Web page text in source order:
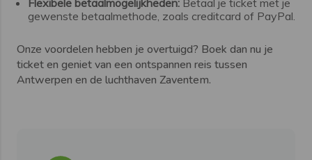
Flexibele betaalmogelijkheden: Betaal je ticket met je
gewenste betaalmethode, zoals creditcard of PayPal.
Onze voordelen hebben je overtuigd? Boek dan nu je
ticket en geniet van een ontspannen reis tussen
Antwerpen en de luchthaven Zaventem.